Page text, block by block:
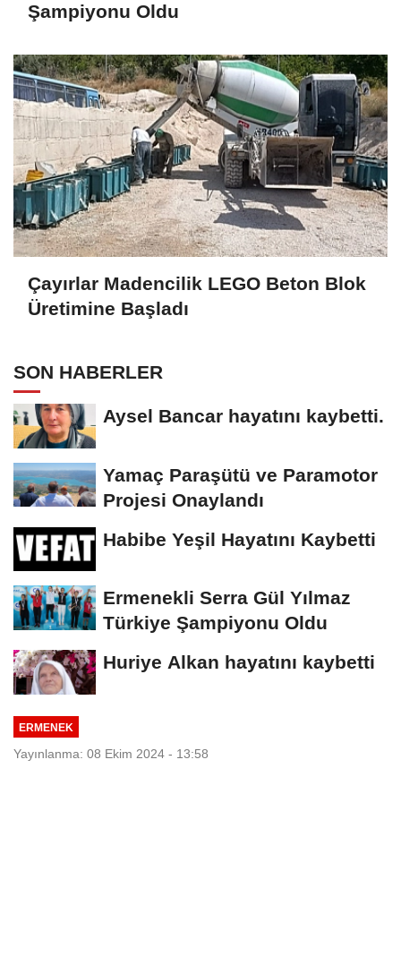
Şampiyonu Oldu
Çayırlar Madencilik LEGO Beton Blok
Üretimine Başladı
SON HABERLER
Aysel Bancar hayatını kaybetti.
Yamaç Paraşütü ve Paramotor
Projesi Onaylandı
Habibe Yeşil Hayatını Kaybetti
Ermenekli Serra Gül Yılmaz
Türkiye Şampiyonu Oldu
Huriye Alkan hayatını kaybetti
ERMENEK
Yayınlanma: 08 Ekim 2024 - 13:58